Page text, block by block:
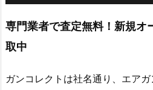
専門業者で査定無料！新規オ
取中
ガンコレクトは社名通り、エア